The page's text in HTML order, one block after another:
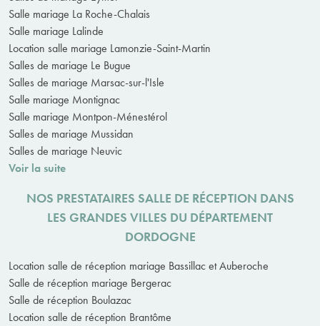
Salle mariage La Roche-Chalais
Salle mariage Lalinde
Location salle mariage Lamonzie-Saint-Martin
Salles de mariage Le Bugue
Salles de mariage Marsac-sur-l'Isle
Salle mariage Montignac
Salle mariage Montpon-Ménestérol
Salles de mariage Mussidan
Salles de mariage Neuvic
Voir la suite
NOS PRESTATAIRES SALLE DE RÉCEPTION DANS
LES GRANDES VILLES DU DÉPARTEMENT
DORDOGNE
Location salle de réception mariage Bassillac et Auberoche
Salle de réception mariage Bergerac
Salle de réception Boulazac
Location salle de réception Brantôme